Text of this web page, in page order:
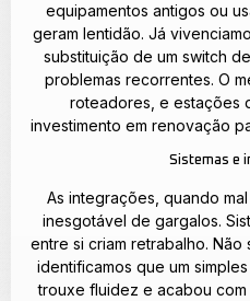
equipamentos antigos ou
geram lentidão. Já
substituição de um switch
problemas recorrentes. O
roteadores, e estações
investimento em renovação
Sistemas e
As integrações, quando
inesgotável de gargalos.
entre si criam retrabalho.
identificamos que um
trouxe fluidez e acabou com